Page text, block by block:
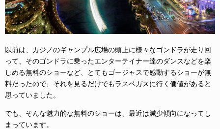
以前は、カジノのギャンプル広場の頭上に様々なゴンドラが走り回
って、そのゴンドラに乗ったエンターテイナー達のダンスなどを楽
しめる無料のショーなど、とてもゴージャスで感動するショーが無
料だったので、それを見るだけでもラスベガスに行く価値があると
思っていました。
でも、そんな魅力的な無料のショーは、最近は減少傾向になってし
まっています。